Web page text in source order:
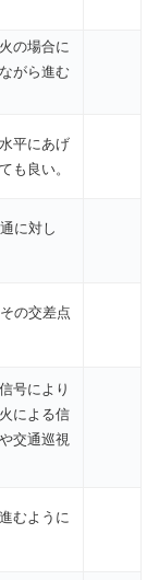
の場合に
がら進む
平にあげ
も良い。
に対し
の交差点
号により
による信
交通巡視
むように